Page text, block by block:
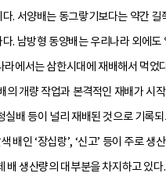
. 서양배는 동그랗기보다는 약간 길
. 남방형 동양배는 우리나라 외에도
라에서는 삼한시대에 재배해서 먹었
의 개량 작업과 본격적인 재배가 시
실배 등이 널리 재배된 것으로 기록
배인 ‘장십랑’, ‘신고’ 등이 주로 생
배 생산량의 대부분을 차지하고 있